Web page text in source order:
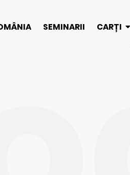
SEMINARII CARȚI